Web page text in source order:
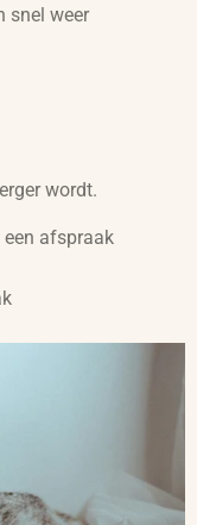
snel weer
wordt.
afspraak